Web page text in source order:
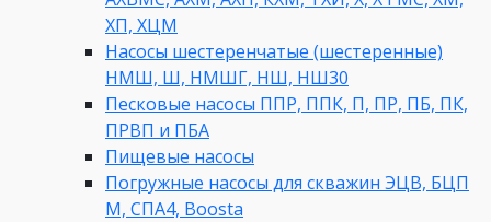
ХП, ХЦМ
Насосы шестеренчатые (шестеренные)
НМШ, Ш, НМШГ, НШ, НШ30
Песковые насосы ППР, ППК, П, ПР, ПБ, ПК,
ПРВП и ПБА
Пищевые насосы
Погружные насосы для скважин ЭЦВ, БЦП
М, СПА4, Boosta